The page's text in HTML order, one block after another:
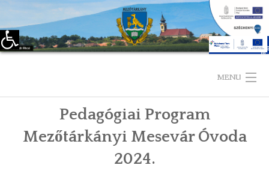
Eszköztár megnyitása
MENU
KEZDŐLAPPedagógiai Program
Mezőtárkányi Mesevár Óvoda
2024.